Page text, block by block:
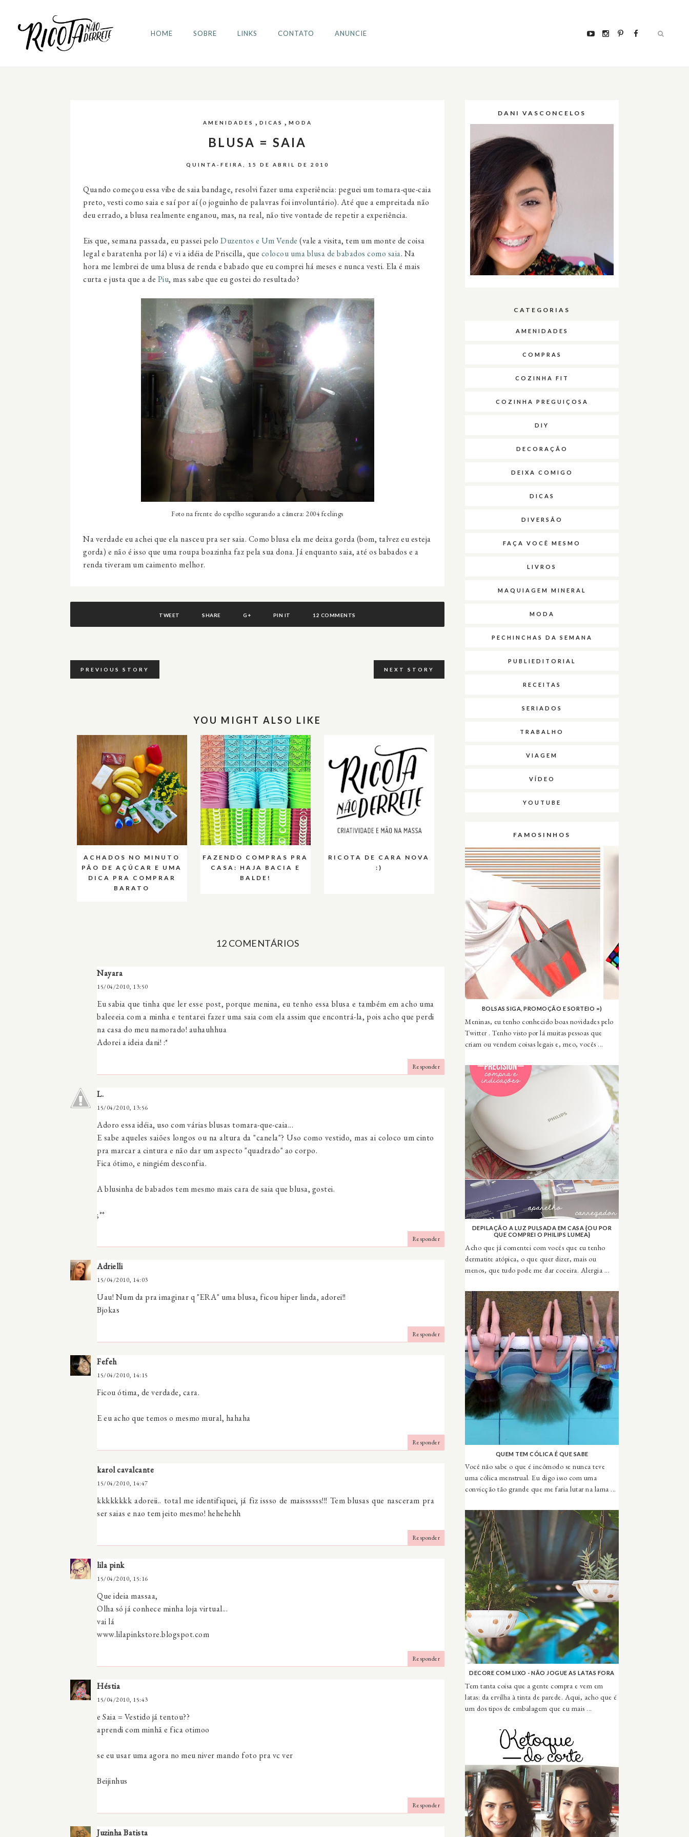
HOME SOBRE LINKS CONTATO ANUNCIE
AMENIDADES , DICAS , MODA
BLUSA = SAIA
QUINTA-FEIRA, 15 DE ABRIL DE 2010
Quando começou essa vibe de saia bandage, resolvi fazer uma experiência: peguei um tomara-que-caia
preto, vesti como saia e saí por aí (o joguinho de palavras foi involuntário). Até que a empreitada não
deu errado, a blusa realmente enganou, mas, na real, não tive vontade de repetir a experiência.
Eis que, semana passada, eu passei pelo Duzentos e Um Vende (vale a visita, tem um monte de coisa
legal e baratenha por lá) e vi a idéia de Priscilla, que colocou uma blusa de babados como saia. Na
hora me lembrei de uma blusa de renda e babado que eu comprei há meses e nunca vesti. Ela é mais
curta e justa que a de Piu, mas sabe que eu gostei do resultado?
Foto na frente do espelho segurando a câmera: 2004 feelings
Na verdade eu achei que ela nasceu pra ser saia. Como blusa ela me deixa gorda (bom, talvez eu esteja
gorda) e não é isso que uma roupa boazinha faz pela sua dona. Já enquanto saia, até os babados e a
renda tiveram um caimento melhor.
TWEET SHARE G+ PIN IT 12 COMMENTS
PREVIOUS STORY NEXT STORY
YOU MIGHT ALSO LIKE
ACHADOS NO MINUTO
PÃO DE AÇÚCAR E UMA
DICA PRA COMPRAR
BARATO
FAZENDO COMPRAS PRA
CASA: HAJA BACIA E
BALDE!
RICOTA DE CARA NOVA
:)
12 COMENTÁRIOS
Nayara
15/04/2010, 13:50
Eu sabia que tinha que ler esse post, porque menina, eu tenho essa blusa e também em acho uma
baleeeia com a minha e tentarei fazer uma saia com ela assim que encontrá-la, pois acho que perdi
na casa do meu namorado! auhauhhua
Adorei a ideia dani! :*
Responder
L.
15/04/2010, 13:56
Adoro essa idéia, uso com várias blusas tomara-que-caia...
E sabe aqueles saiões longos ou na altura da "canela"? Uso como vestido, mas ai coloco um cinto
pra marcar a cintura e não dar um aspecto "quadrado" ao corpo.
Fica ótimo, e ningiém desconfia.
A blusinha de babados tem mesmo mais cara de saia que blusa, gostei.
;**
Responder
Adrielli
15/04/2010, 14:03
Uau! Num da pra imaginar q "ERA" uma blusa, ficou hiper linda, adorei!!
Bjokas
Responder
Fefeh
15/04/2010, 14:15
Ficou ótima, de verdade, cara.
E eu acho que temos o mesmo mural, hahaha
Responder
karol cavalcante
15/04/2010, 14:47
kkkkkkkk adoreii.. total me identifiquei, já fiz issso de maissssss!!! Tem blusas que nasceram pra
ser saias e nao tem jeito mesmo! hehehehh
Responder
lila pink
15/04/2010, 15:16
Que ideia massaa,
Olha só já conhece minha loja virtual...
vai lá
www.lilapinkstore.blogspot.com
Responder
Héstia
15/04/2010, 15:43
e Saia = Vestido já tentou??
aprendi com minhã e fica otimoo
se eu usar uma agora no meu niver mando foto pra vc ver
Beijinhus
Responder
Juzinha Batista
DANI VASCONCELOS
CATEGORIAS
AMENIDADES
COMPRAS
COZINHA FIT
COZINHA PREGUIÇOSA
DIY
DECORAÇÃO
DEIXA COMIGO
DICAS
DIVERSÃO
FAÇA VOCÊ MESMO
LIVROS
MAQUIAGEM MINERAL
MODA
PECHINCHAS DA SEMANA
PUBLIEDITORIAL
RECEITAS
SERIADOS
TRABALHO
VIAGEM
VÍDEO
YOUTUBE
FAMOSINHOS
BOLSAS SIGA, PROMOÇÃO E SORTEIO =)
Meninas, eu tenho conhecido boas novidades pelo
Twitter . Tenho visto por lá muitas pessoas que
criam ou vendem coisas legais e, meo, vocês ...
DEPILAÇÃO A LUZ PULSADA EM CASA {OU POR
QUE COMPREI O PHILIPS LUMEA}
Acho que já comentei com vocês que eu tenho
dermatite atópica, o que quer dizer, mais ou
menos, que tudo pode me dar coceira. Alergia ...
QUEM TEM CÓLICA É QUE SABE
Você não sabe o que é incômodo se nunca teve
uma cólica menstrual. Eu digo isso com uma
convicção tão grande que me faria lutar na lama ...
DECORE COM LIXO - NÃO JOGUE AS LATAS FORA
Tem tanta coisa que a gente compra e vem em
latas: da ervilha à tinta de parede. Aqui, acho que é
um dos tipos de embalagem que eu mais ...